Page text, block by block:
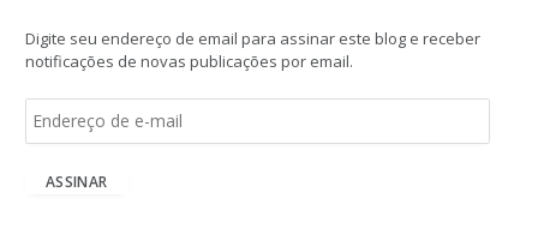
Digite seu endereço de email para assinar este blog e receber
notificações de novas publicações por email.
ASSINAR